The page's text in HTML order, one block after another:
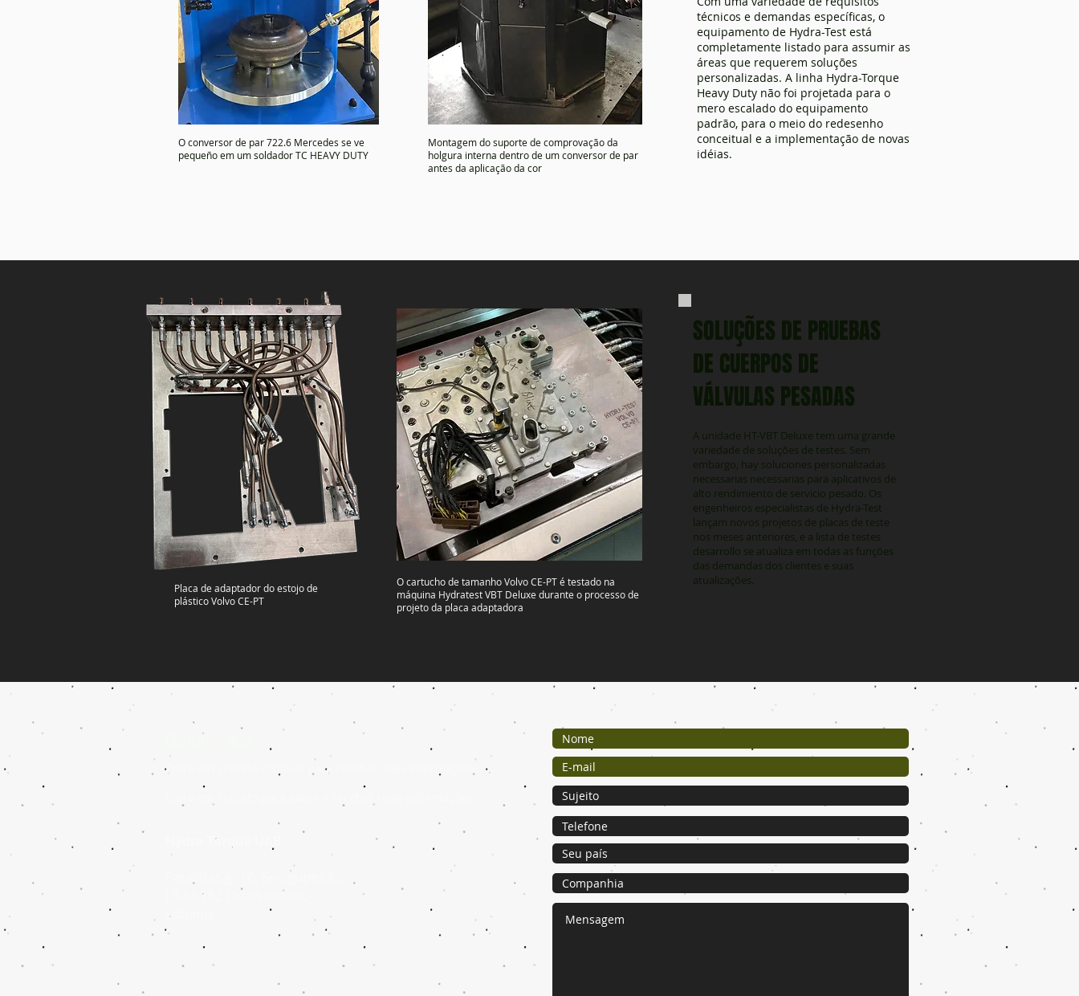
O conversor de par 722.6 Mercedes se ve
pequeño em um soldador TC HEAVY DUTY
Montagem do suporte de comprovação da
holgura interna dentro de um conversor de par
antes da aplicação da cor
técnicos e demandas específicas, o
equipamento de Hydra-Test está
completamente listado para assumir as
áreas que requerem soluções
personalizadas. A linha Hydra-Torque
Heavy Duty não foi projetada para o
mero escalado do equipamento
padrão, para o meio do redesenho
conceitual e a implementação de novas
idéias.
Placa de adaptador do estojo de
plástico Volvo CE-PT
O cartucho de tamanho Volvo CE-PT é testado na
máquina Hydratest VBT Deluxe durante o processo de
projeto da placa adaptadora
SOLUÇÕES DE PRUEBAS
DE CUERPOS DE
VÁLVULAS PESADAS
A unidade HT-VBT Deluxe tem uma grande
variedade de soluções de testes. Sem
embargo, hay soluciones personalizadas
necessarias necessarias para aplicativos de
alto rendimiento de servicio pesado. Os
engenheiros especialistas de Hydra-Test
lançam novos projetos de placas de teste
nos meses anteriores, e a lista de testes
desarrollo se atualiza em todas as funções
das demandas dos clientes e suas
atualizações.
Contate-Nos
Entre em contato conosco para receber mais informações.
Hydra Torque UAB
Paraístas g. 16, Snaigupės k.,
LT-66382 Druskininkai,
Lituânia